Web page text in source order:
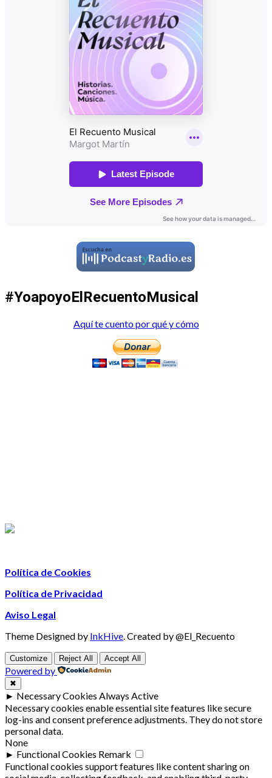
#YoapoyoElRecuentoMusical
Aquí te cuento por qué y cómo
Política de Cookies
Política de Privacidad
Aviso Legal
Theme Designed by InkHive.Created by @El_Recuento
Customize Reject All Accept All
Powered by
✖
► Necessary Cookies Always Active
Necessary cookies enable essential site features like secure
log-ins and consent preference adjustments. They do not store
personal data.
None
► Functional Cookies Remark
Functional cookies support features like content sharing on